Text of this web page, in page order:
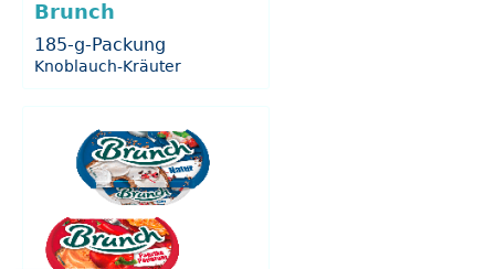
Brunch
185-g-Packung
Knoblauch-Kräuter